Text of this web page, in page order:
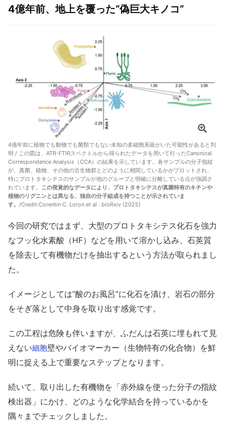
4億年前、地上を覆った“偽巨大キノコ”
4億年前に植物でも動物でも菌類でもない未知の多細胞系統がいた可能性があると判
明 / この図は、ATR-FTIRスペクトルから得られたデータを用いて行ったCanonical
Correspondence Analysis（CCA）の結果を示しています。各サンプルの分子指紋
が、真菌、植物、その他の古生物群とどのように相関しているかがプロットされ、
特にプロトタキシテスのサンプルが他のグループと明確に分離している点が強調さ
れています。 この視覚的なデータにより、プロトタキシテスが真菌特有のキチンや
植物のリグニンとは異なる、独自の分子組成を持つことが示されていま
す。 /Credit:Corentin C. Loron et al . bioRxiv (2025)
今回の研究ではまず、大型のプロトタキシテス化石を強力
なフッ化水素酸（HF）などを用いて溶かし込み、石英質
を除去して有機物だけを抽出するという方法が取られまし
た。
イメージとしては“酸のお風呂”に化石を漬け、岩石の部分
をそぎ落として中身を取り出す感覚です。
この工程は危険も伴いますが、ふだんは石英に埋もれて見
えない細胞壁やバイオマーカー（生物特有の化合物）を鮮
明に捉える上で重要なステップとなります。
続いて、取り出した有機物を「赤外線を使った分子の指紋
検出器」にかけ、どのような化学結合を持っているかを
隅々までチェックしました。